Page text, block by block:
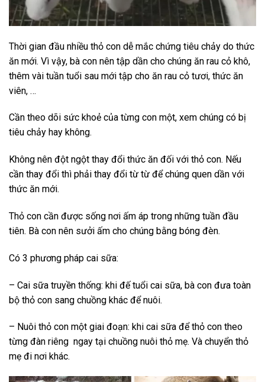
Thời gian đầu nhiều thỏ con dễ mắc chứng tiêu chảy do thức
ăn mới. Vì vậy, bà con nên tập dần cho chúng ăn rau cỏ khô,
thêm vài tuần tuổi sau mới tập cho ăn rau cỏ tươi, thức ăn
viên, …
Cần theo dõi sức khoẻ của từng con một, xem chúng có bị
tiêu chảy hay không.
Không nên đột ngột thay đổi thức ăn đối với thỏ con. Nếu
cần thay đổi thì phải thay đổi từ từ để chúng quen dần với
thức ăn mới.
Thỏ con cần được sống nơi ấm áp trong những tuần đầu
tiên. Bà con nên sưởi ấm cho chúng bằng bóng đèn.
Có 3 phương pháp cai sữa:
– Cai sữa truyền thống: khi đế tuổi cai sữa, bà con đưa toàn
bộ thỏ con sang chuồng khác để nuôi.
– Nuôi thỏ con một giai đoạn: khi cai sữa để thỏ con theo
từng đàn riêng ngay tại chuồng nuôi thỏ mẹ. Và chuyển thỏ
mẹ đi nơi khác.